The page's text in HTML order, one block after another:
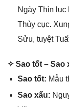
Ngày Thìn lục
Thủy cục.
Sửu, tuyệt
✧ Sao tốt – Sao
Sao tốt: Mẫu
Sao xấu: